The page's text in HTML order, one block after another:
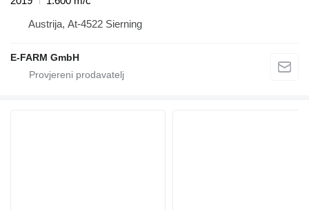
Austrija, At-4522 Sierning
E-FARM GmbH